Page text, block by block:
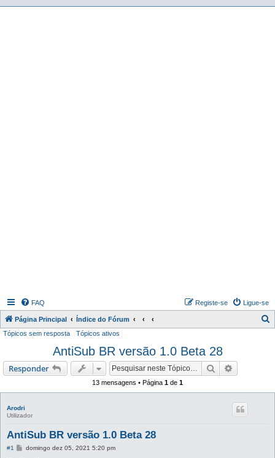
FAQ Ligue-se
Registe-se
Página Principal Índice do Fórum
i
Tópicos sem resposta Tópicos ativos
AntiSub BR versão 1.0 Beta 28
Responder Pesquisar
13 mensagens • Página 1 de 1
Arodri
Utilizador
AntiSub BR versão 1.0 Beta 28
#1
Mdomingo dez 05, 2021 5:20 pm